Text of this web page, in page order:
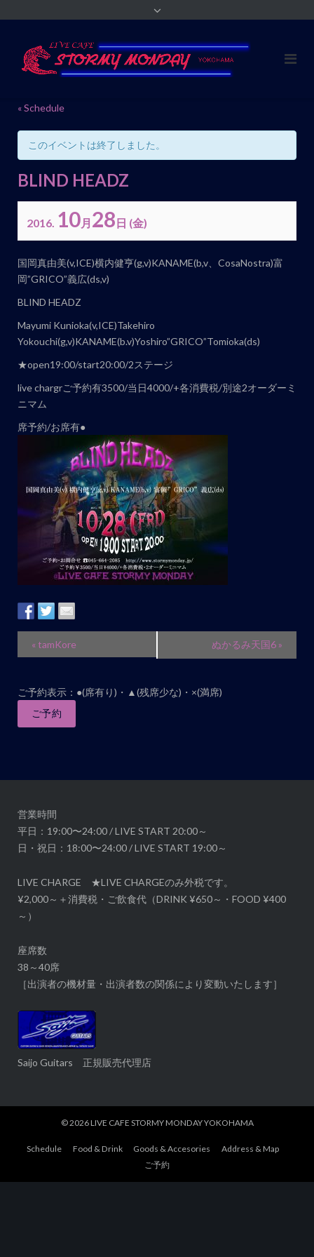
« Schedule
このイベントは終了しました。
BLIND HEADZ
2016. 10月 28日 (金)
イ
ベ
ン
ナ
ゲ
ー
シ
ョ
国岡真由美(v,ICE)横内健亨(g,v)KANAME(b,v、CosaNostra)富
岡”GRICO”義広(ds,v)
BLIND HEADZ
Mayumi Kunioka(v,ICE)Takehiro
Yokouchi(g,v)KANAME(b.v)Yoshiro”GRICO”Tomioka(ds)
★open19:00/start20:00/2ステージ
live chargrご予約有3500/当日4000/+各消費税/別途2オーダーミ
ニマム
席予約/お席有●
ベ
ト
ョ
ン
« tamKore ぬかるみ天国6 »
ご予約表示：●(席有り)・▲(残席少な)・×(満席)
ご予約
営業時間
平日：19:00〜24:00 / LIVE START 20:00～
日・祝日：18:00〜24:00 / LIVE START 19:00～
LIVE CHARGE ★LIVE CHARGEのみ外税です。
¥2,000～＋消費税・ご飲食代（DRINK ¥650～・FOOD ¥400
～）
座席数
38～40席
［出演者の機材量・出演者数の関係により変動いたします］
Saijo Guitars 正規販売代理店
© 2026LIVE CAFE STORMY MONDAY YOKOHAMA
Schedule Food & Drink Goods & Accesories
Address & Map
ご予約